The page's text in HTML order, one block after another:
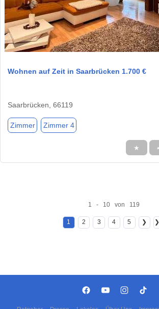
Wohnen auf Zeit in Saarbrücken 1.700 €
Saarbrücken, 66119
Zimmer Zimmer 4
★
1 - 10 von 119
1 2 3 4 5 ❯